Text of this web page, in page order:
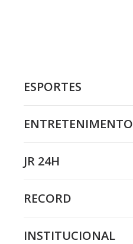
ESPORTES
ENTRETENIMENTO
JR 24H
RECORD
INSTITUCIONAL